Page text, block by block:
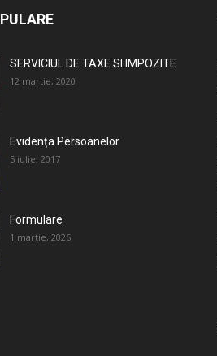
SERVICIUL DE TAXE SI IMPOZITE
12 martie, 2020
Evidența Persoanelor
5 iulie, 2017
Formulare
1 martie, 2026